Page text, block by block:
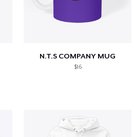
N.T.S COMPANY MUG
$16